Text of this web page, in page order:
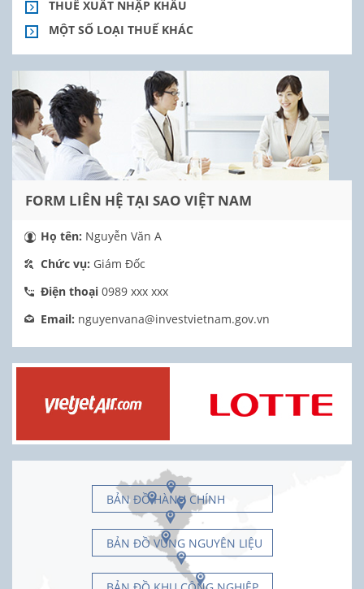
THUẾ XUẤT NHẬP KHẨU
MỘT SỐ LOẠI THUẾ KHÁC
FORM LIÊN HỆ TẠI SAO VIỆT NAM
Họ tên: Nguyễn Văn A
Chức vụ: Giám Đốc
Điện thoại 0989 xxx xxx
Email: nguyenvana@investvietnam.gov.vn
BẢN ĐỒ HÀNH CHÍNH
BẢN ĐỒ VÙNG NGUYÊN LIỆU